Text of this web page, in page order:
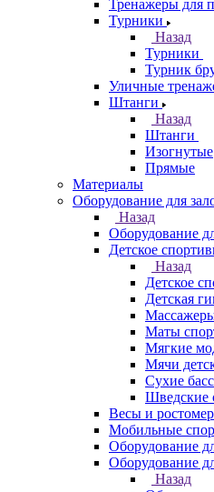
Тренажеры для
Турники
Назад
Турники
Турник
Уличные
Штанги
Назад
Штанги
Изогнутые
Прямые
Материалы
Оборудование для
Назад
Оборудование
Детское
Назад
Детское
Детская
Маты
Мягкие
Мячи
Сухие
Шведские
Весы и
Мобильные
Оборудование
Оборудование
Назад